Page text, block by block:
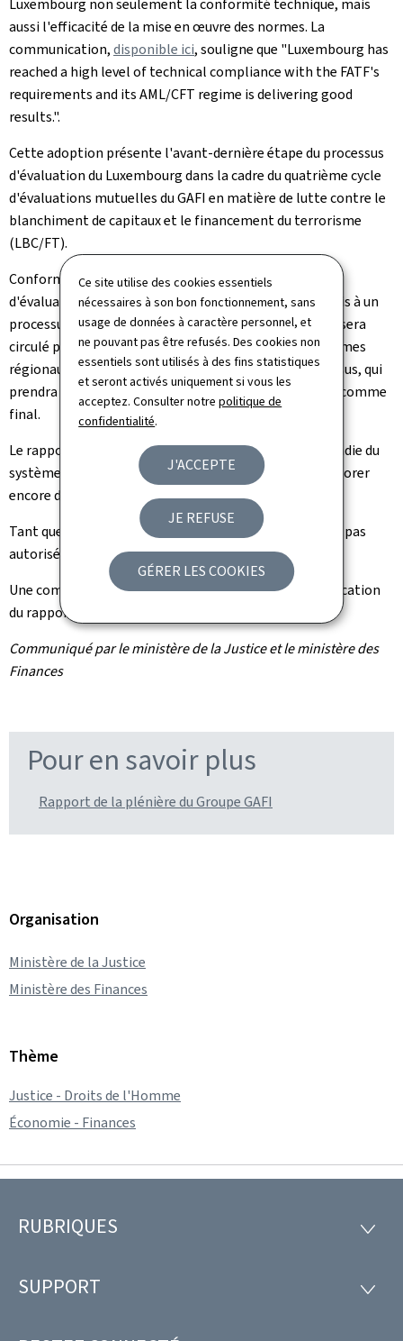
Ce site utilise des cookies essentiels
nécessaires à son bon fonctionnement, sans
usage de données à caractère personnel, et
ne pouvant pas être refusés. Des cookies non
essentiels sont utilisés à des fins statistiques
et seront activés uniquement si vous les
acceptez. Consulter notrepolitique de
confidentialité.
J'ACCEPTE
JE REFUSE
GÉRER LES COOKIES
Luxembourg non seulement la conformité technique, mais
aussi l'efficacité de la mise en œuvre des normes. La
communication,disponible ici, souligne que "Luxembourg has
reached a high level of technical compliance with the FATF's
requirements and its AML/CFT regime is delivering good
results.".
Cette adoption présente l'avant-dernière étape du processus
d'évaluation du Luxembourg dans la cadre du quatrième cycle
d'évaluations mutuelles du GAFI en matière de lutte contre le
blanchiment de capitaux et le financement du terrorisme
(LBC/FT).
Conformément aux procédures du quatrième cycle
d'évaluations mutuelles du GAFI, le rapport sera soumis à un
processus de qualité et de cohérence post-plénière et sera
circulé parmi tous les membres du GAFI et des organismes
régionaux de type GAFI (ORTG). Au terme de ce processus, qui
prendra plusieurs semaines, le rapport sera considéré comme
final.
Le rapport final, qui comprendra une analyse approfondie du
système LBC/FT et des recommandations pour l'améliorer
encore davantage, sera publié à la fin de l'été.
Tant que le rapport n'aura pas été publié, le pays n'est pas
autorisé à communiquer sur les détails de l'évaluation.
Une communication officielle sera publiée dès la publication
du rapport d'évaluation mutuelle.
Communiqué par le ministère de la Justice et le ministère des
Finances
Pour en savoir plus
Rapport de la plénière du Groupe GAFI
Organisation
Ministère de la Justice
Ministère des Finances
Thème
Justice - Droits de l'Homme
Économie - Finances
Pied
page
RUBRIQUES
SUPPORT